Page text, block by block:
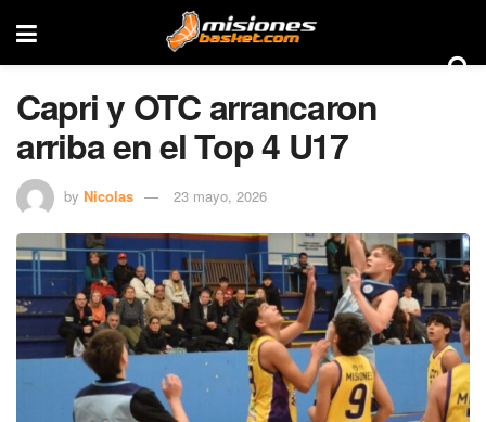
Capri y OTC arrancaron
arriba en el Top 4 U17
by Nicolas 23 mayo, 2026